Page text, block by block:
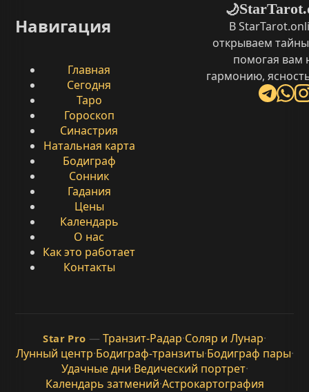
Навигация
Главная
Сегодня
Таро
Гороскоп
Синастрия
Натальная карта
Бодиграф
Сонник
Гадания
Цены
Календарь
О нас
Как это работает
Контакты
🌙
В
открываем
помогая вам
гармонию,
Star Pro — Транзит-Радар·Соляр и Лунар·
Лунный центр·Бодиграф-транзиты·Бодиграф пары·
Удачные дни·Ведический портрет·
Календарь затмений·Астрокартография